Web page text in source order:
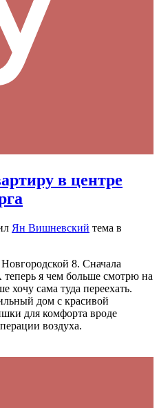
в центре
Ян Вишневский тема в
8. Сначала
теперь я чем больше смотрю на
хочу сама туда переехать.
дом с красивой
для комфорта вроде
воздуха.